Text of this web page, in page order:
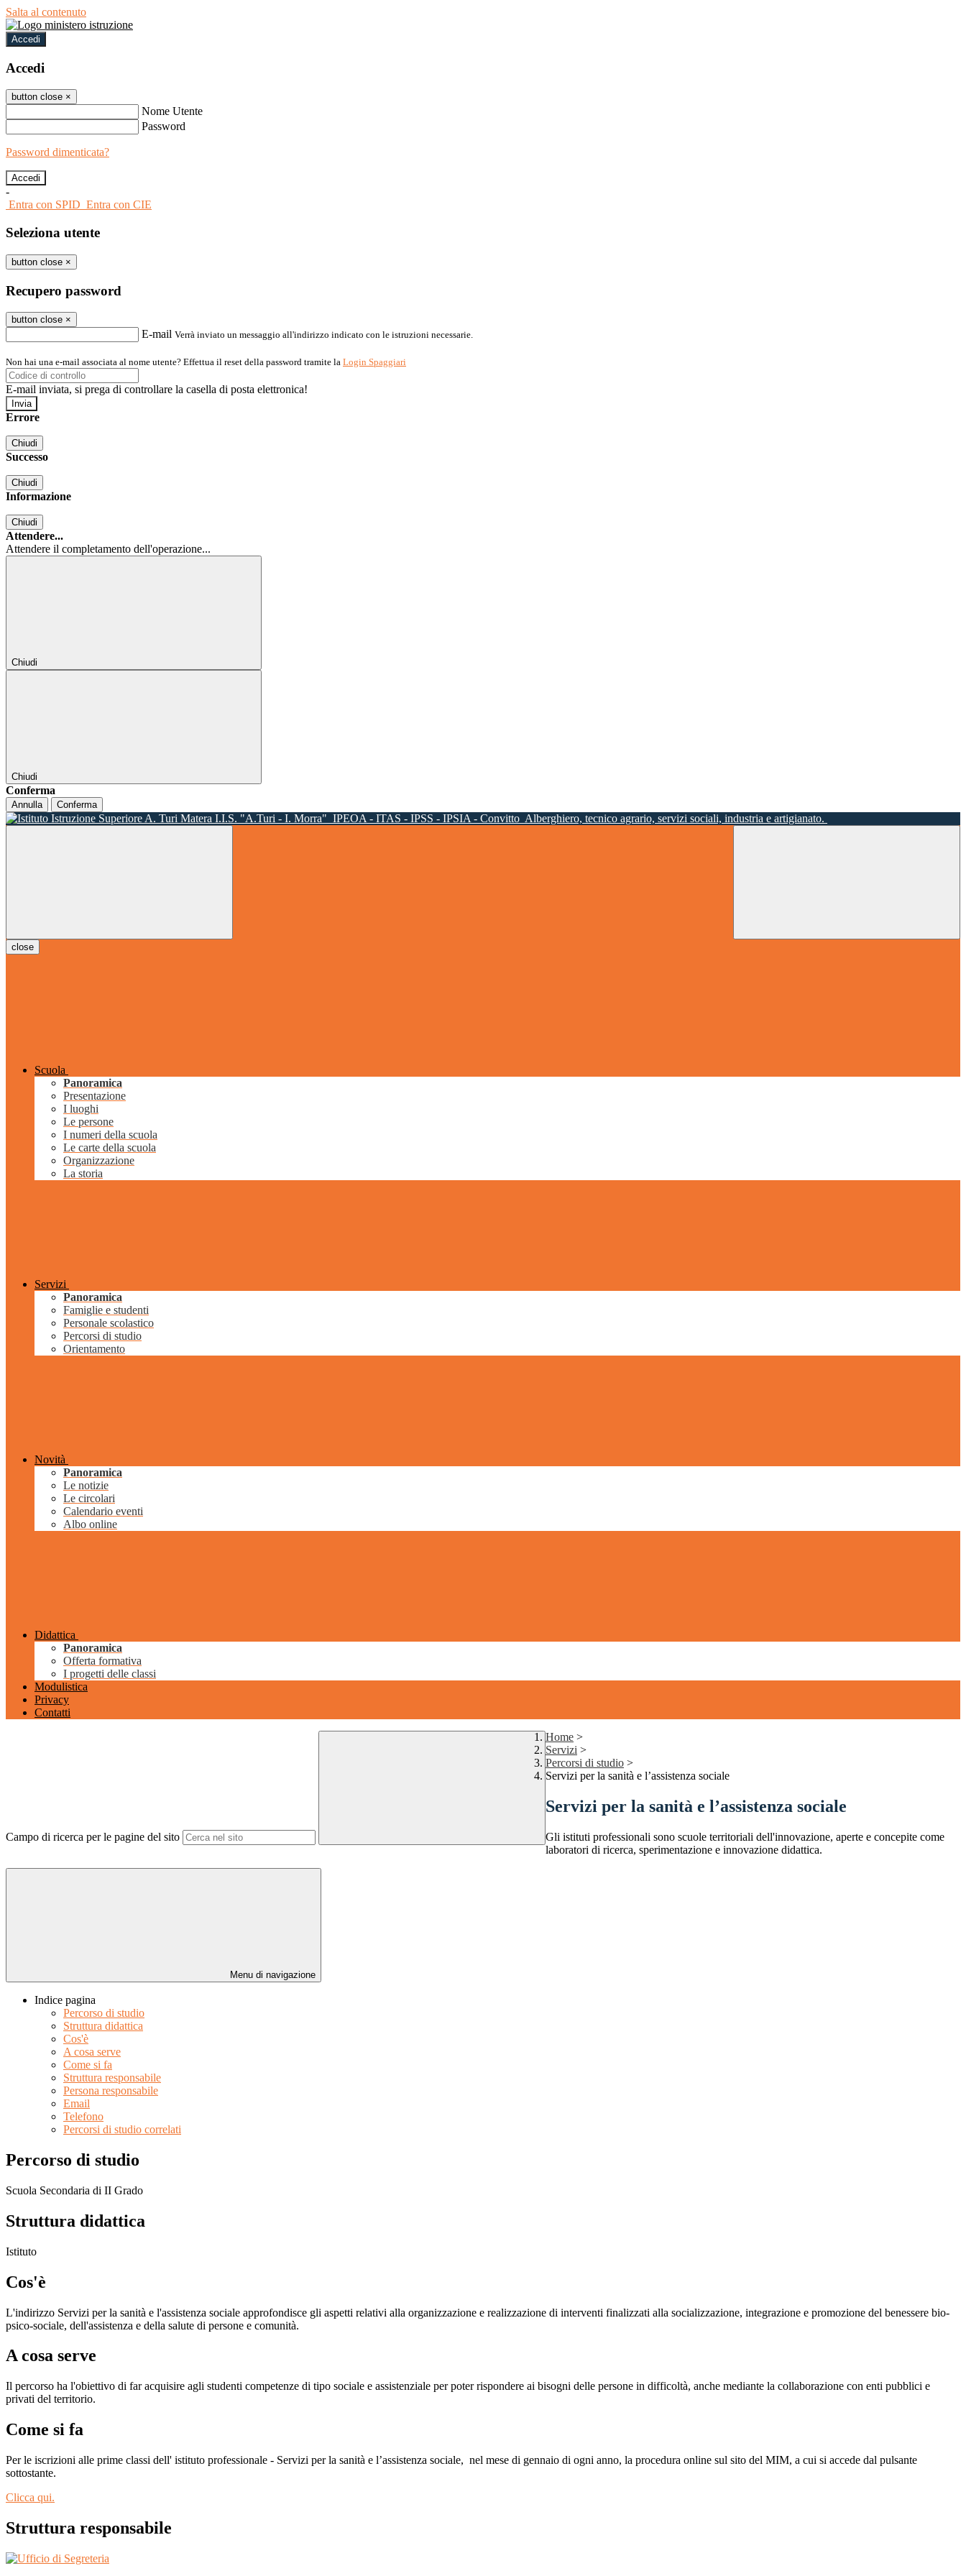
Salta al contenuto
Accedi
Accedi
button close ×
Nome Utente
Password
Password dimenticata?
-
Entra con SPID Entra con CIE
Seleziona utente
button close ×
Recupero password
button close ×
E-mail Verrà inviato un messaggio all'indirizzo indicato con le istruzioni necessarie.
Non hai una e-mail associata al nome utente? Effettua il reset della password tramite la Login Spaggiari
E-mail inviata, si prega di controllare la casella di posta elettronica!
Errore
Chiudi
Successo
Chiudi
Informazione
Chiudi
Attendere...
Attendere il completamento dell'operazione...
Chiudi
Chiudi
Conferma
Annulla Conferma
I.I.S. "A.Turi - I. Morra" IPEOA - ITAS - IPSS - IPSIA - Convitto Alberghiero, tecnico agrario, servizi sociali, industria e artigianato.
close
Scuola
Panoramica
Presentazione
I luoghi
Le persone
I numeri della scuola
Le carte della scuola
Organizzazione
La storia
Servizi
Panoramica
Famiglie e studenti
Personale scolastico
Percorsi di studio
Orientamento
Novità
Panoramica
Le notizie
Le circolari
Calendario eventi
Albo online
Didattica
Panoramica
Offerta formativa
I progetti delle classi
Modulistica
Privacy
Contatti
Campo di ricerca per le pagine del sito
Home >
Servizi >
Percorsi di studio >
Servizi per la sanità e l’assistenza sociale
Servizi per la sanità e l’assistenza sociale
Gli istituti professionali sono scuole territoriali dell'innovazione, aperte e concepite come
laboratori di ricerca, sperimentazione e innovazione didattica.
Menu di navigazione
Indice pagina
Percorso di studio
Struttura didattica
Cos'è
A cosa serve
Come si fa
Struttura responsabile
Persona responsabile
Email
Telefono
Percorsi di studio correlati
Percorso di studio
Scuola Secondaria di II Grado
Struttura didattica
Istituto
Cos'è
L'indirizzo Servizi per la sanità e l'assistenza sociale approfondisce gli aspetti relativi alla organizzazione e realizzazione di interventi finalizzati alla socializzazione, integrazione e promozione del benessere bio-
psico-sociale, dell'assistenza e della salute di persone e comunità.
A cosa serve
Il percorso ha l'obiettivo di far acquisire agli studenti competenze di tipo sociale e assistenziale per poter rispondere ai bisogni delle persone in difficoltà, anche mediante la collaborazione con enti pubblici e
privati del territorio.
Come si fa
Per le iscrizioni alle prime classi dell' istituto professionale - Servizi per la sanità e l’assistenza sociale, nel mese di gennaio di ogni anno, la procedura online sul sito del MIM, a cui si accede dal pulsante
sottostante.
Clicca qui.
Struttura responsabile